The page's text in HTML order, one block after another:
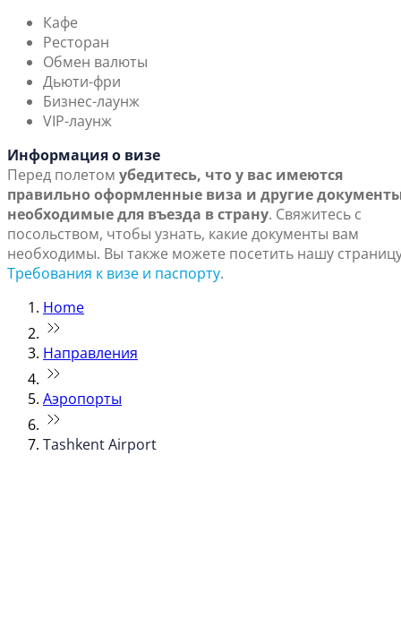
Кафе
Ресторан
Обмен валюты
Дьюти-фри
Бизнес-лаунж
VIP-лаунж
Информация о визе
Перед полетом убедитесь, что у вас имеются
правильно оформленные виза и другие
необходимые для въезда в страну. Свяжитесь с
посольством, чтобы узнать, какие документы вам
необходимы. Вы также можете посетить нашу
Требования к визе и паспорту.
Home
Направления
Аэропорты
Tashkent Airport